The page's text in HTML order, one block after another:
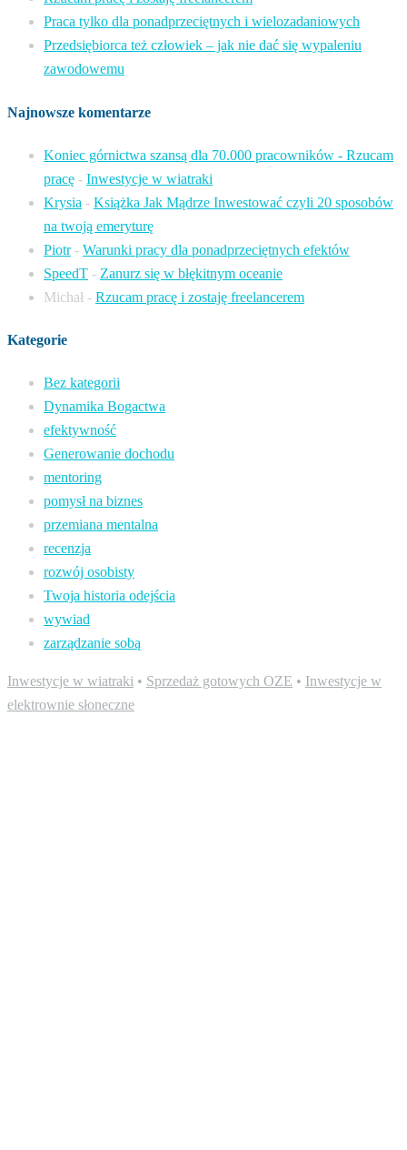
Praca tylko dla ponadprzeciętnych i wielozadaniowych
Przedsiębiorca też człowiek – jak nie dać się wypaleniu
zawodowemu
Najnowsze komentarze
Koniec górnictwa szansą dla 70.000 pracowników - Rzucam
pracę - Inwestycje w wiatraki
Krysia - Książka Jak Mądrze Inwestować czyli 20 sposobów
na twoją emeryturę
Piotr- Warunki pracy dla ponadprzeciętnych efektów
SpeedT - Zanurz się w błękitnym oceanie
Michał - Rzucam pracę i zostaję freelancerem
Kategorie
Bez kategorii
Dynamika Bogactwa
efektywność
Generowanie dochodu
mentoring
pomysł na biznes
przemiana mentalna
recenzja
rozwój osobisty
Twoja historia odejścia
wywiad
zarządzanie sobą
Inwestycje w wiatraki • Sprzedaż gotowych OZE • Inwestycje w
elektrownie słoneczne